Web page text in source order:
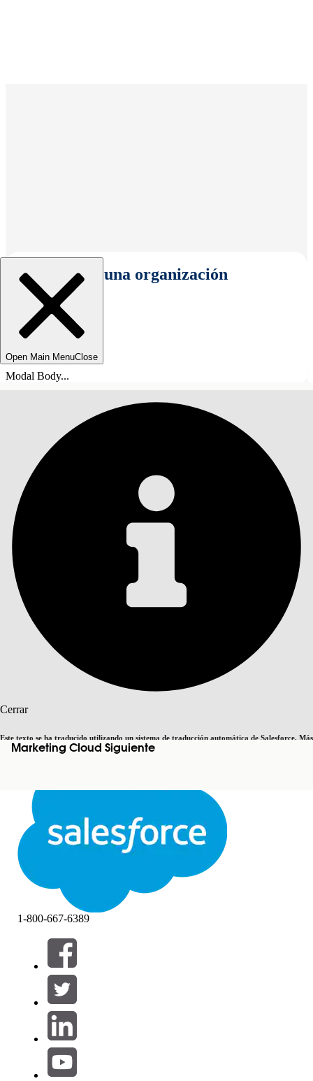
Seleccionar una organización
Open Main MenuClose
Modal Body...
Cerrar
Este texto se ha traducido utilizando un sistema de traducción automática de Salesforce. Más
informaciónaquí. Cambiar a inglés Ahora no
Cerrar Cerrar
Marketing Cloud Siguiente
Índice de materias
ÍNDICE DE MATERIAS
Buscar
Filtros (0)
SELECCIONAR FILTROS
Área de productos
1-800-667-6389